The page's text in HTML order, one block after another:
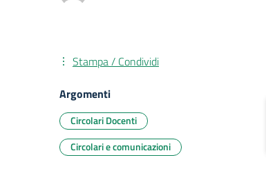
Stampa / Condividi
Argomenti
Circolari Docenti
Circolari e comunicazioni